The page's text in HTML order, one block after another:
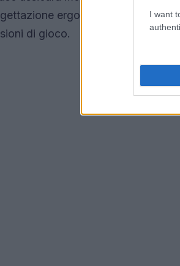
I want
ergonomica lo rende
di gioco.